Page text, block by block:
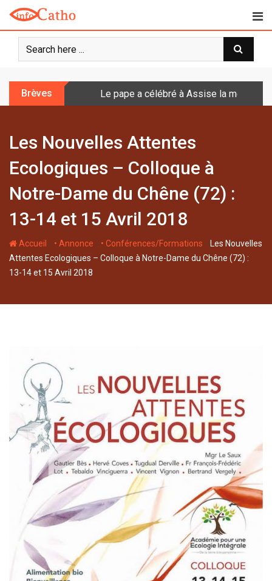
o
Brèves Le pape a célébré à Assise la messe
Les Nouvelles Attentes
Ecologiques – Colloque à
Notre-Dame du Chêne (72) :
13-14 et 15 Avril 2018
Accueil - • Annonce - • Conférences/Formations - Les Nouvelles
Attentes Ecologiques – Colloque à Notre-Dame du Chêne (72) :
13-14 et 15 Avril 2018